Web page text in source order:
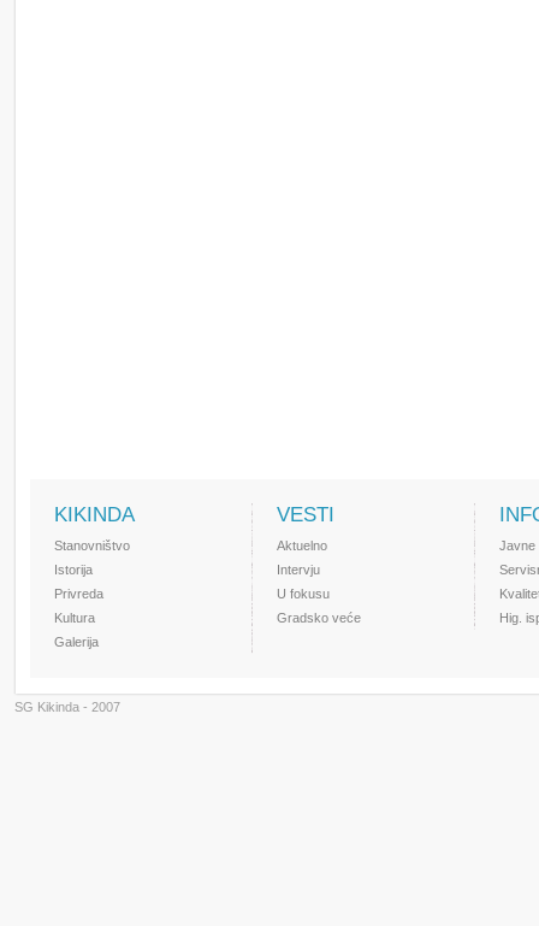
KIKINDA
Stanovništvo
Istorija
Privreda
Kultura
Galerija
VESTI
Aktuelno
Intervju
U fokusu
Gradsko veće
Javne
Hig.
SG Kikinda - 2007